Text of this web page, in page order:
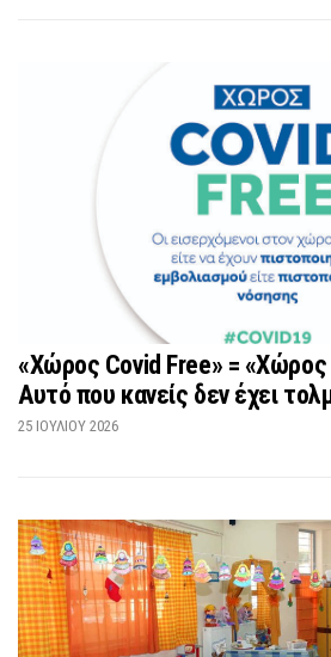
«Χώρος Covid Free» = «Χώρος
Αυτό που κανείς δεν έχει
25 ΙΟΥΛΊΟΥ 2026